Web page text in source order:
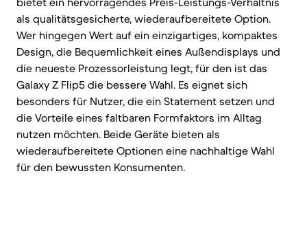
als qualitätsgesicherte, wiederaufbereitete Option.
Wer hingegen Wert auf ein einzigartiges, kompaktes
Design, die Bequemlichkeit eines Außendisplays und
die neueste Prozessorleistung legt, für den ist das
Galaxy Z Flip5 die bessere Wahl. Es eignet sich
besonders für Nutzer, die ein Statement setzen und
die Vorteile eines faltbaren Formfaktors im Alltag
nutzen möchten. Beide Geräte bieten als
wiederaufbereitete Optionen eine nachhaltige Wahl
für den bewussten Konsumenten.